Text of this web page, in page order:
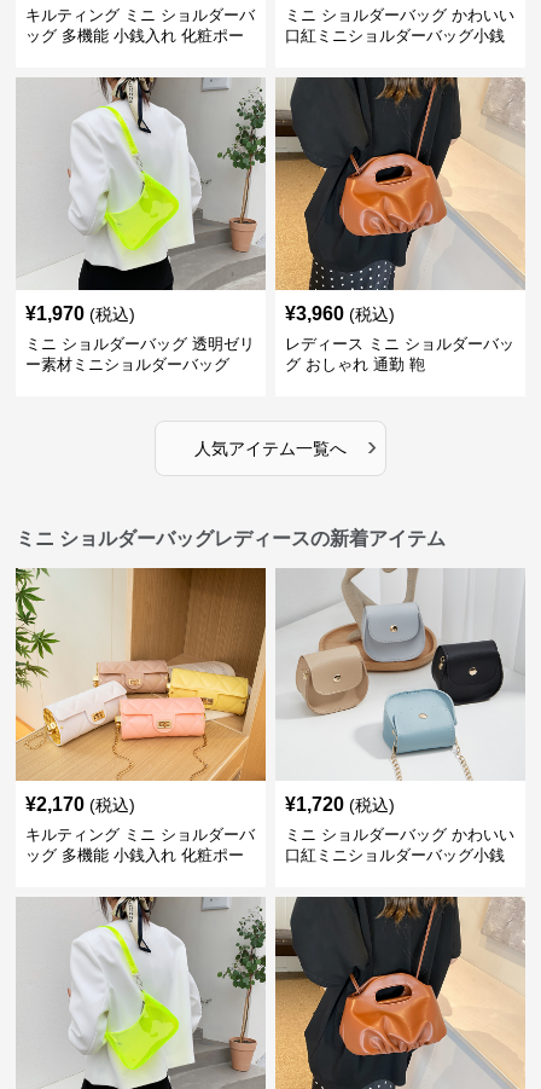
キルティング ミニ ショルダーバ
ッグ 多機能 小銭入れ 化粧ポー
ミニ ショルダーバッグ かわいい
口紅ミニショルダーバッグ小銭
¥1,970 (税込)
ミニ ショルダーバッグ 透明ゼリ
ー素材ミニショルダーバッグ
¥3,960 (税込)
レディース ミニ ショルダーバッ
グ おしゃれ 通勤 鞄
人気アイテム一覧へ ›
ミニ ショルダーバッグレディースの新着アイテム
¥2,170 (税込)
キルティング ミニ ショルダーバ
ッグ 多機能 小銭入れ 化粧ポー
¥1,720 (税込)
ミニ ショルダーバッグ かわいい
口紅ミニショルダーバッグ小銭